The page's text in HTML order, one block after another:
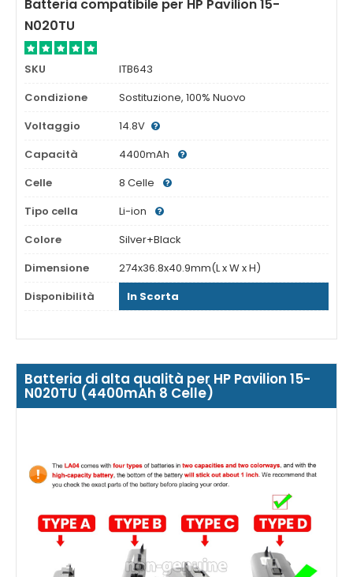
Batteria compatibile per HP Pavilion 15-
N020TU
SKU
ITB643
Condizione
Sostituzione, 100% Nuovo
Voltaggio
14.8V
Capacità
4400mAh
Celle
8 Celle
Tipo cella
Li-ion
Colore
Silver+Black
Dimensione
274x36.8x40.9mm(L x W x H)
Disponibilità
In Scorta
Batteria di alta qualità per HP Pavilion 15-
N020TU (4400mAh 8 Celle)